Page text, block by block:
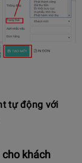
tự động với
khách